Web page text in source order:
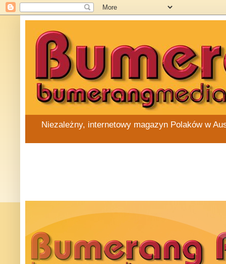
Niezależny, internetowy magazyn Polaków w